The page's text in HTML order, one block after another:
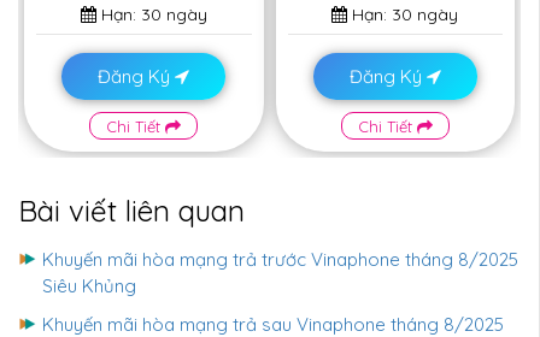
Hạn: 30 ngày
Đăng Ký
Chi Tiết
Hạn: 30 ngày
Đăng Ký
Chi Tiết
Bài viết liên quan
Khuyến mãi hòa mạng trả trước Vinaphone tháng 8/2025
Siêu Khủng
Khuyến mãi hòa mạng trả sau Vinaphone tháng 8/2025